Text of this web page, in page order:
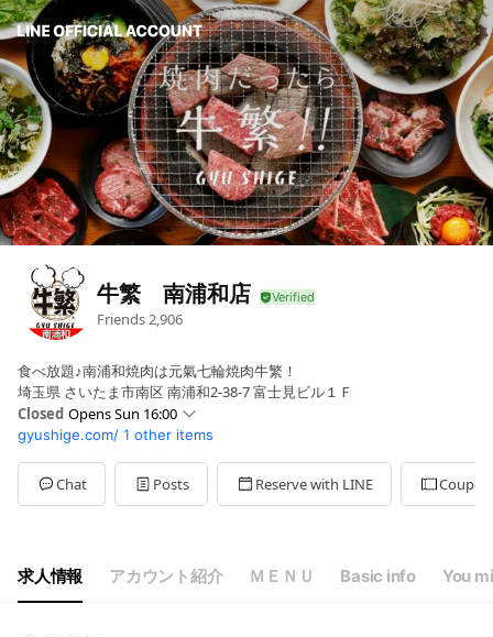
牛繁 南浦和店
Friends2,906
食べ放題♪南浦和焼肉は元氣七輪焼肉牛繁！
埼玉県 さいたま市南区 南浦和2-38-7 富士見ビル１Ｆ
Closed Opens Sun 16:00
Sun16:00 - 23:00
Mon17:00 - 23:00
Tue17:00 - 23:00
Wed17:00 - 23:00
Sat 16:00 - 23:00
祝 16:00~23:00 (L.O. 22:15)
gyushige.com/ 1 other items
Chat Posts Reserve with LINE
求人情報 アカウント紹介 ＭＥＮＵ Basic info You